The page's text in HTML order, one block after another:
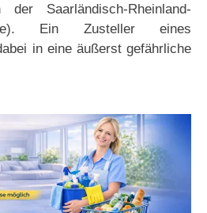
Saarländisch-Rheinland-
Ein Zusteller eines
in eine äußerst gefährliche